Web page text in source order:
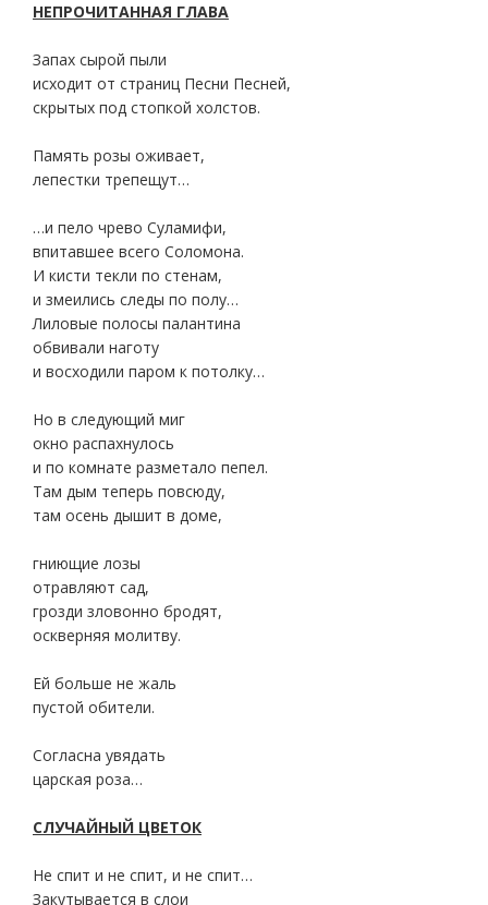
НЕПРОЧИТАННАЯ ГЛАВА
Запах сырой пыли
исходит от страниц Песни Песней,
скрытых под стопкой холстов.
Память розы оживает,
лепестки трепещут…
…и пело чрево Суламифи,
впитавшее всего Соломона.
И кисти текли по стенам,
и змеились следы по полу…
Лиловые полосы палантина
обвивали наготу
и восходили паром к потолку…
Но в следующий миг
окно распахнулось
и по комнате разметало пепел.
Там дым теперь повсюду,
там осень дышит в доме,
гниющие лозы
отравляют сад,
грозди зловонно бродят,
оскверняя молитву.
Ей больше не жаль
пустой обители.
Согласна увядать
царская роза…
СЛУЧАЙНЫЙ ЦВЕТОК
Не спит и не спит, и не спит…
Закутывается в слои